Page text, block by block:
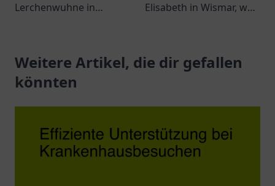
Lerchenwuhne in
Vielfalt für Senioren.
Elisabeth in Wismar, wo
stehen – ein Ort für
geborgene
Weitere Artikel, die dir gefallen
könnten